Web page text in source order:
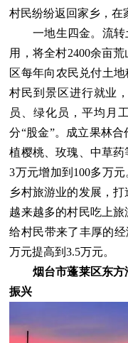
村民纷纷返回家乡，在
一地生四金。流转
用，将全村2400余亩
区每年向农民兑付土
村民到景区进行就业
员、绿化员，平均月
分“股金”。成立果林
植樱桃、玫瑰、中草
3万元增加到100多万
乡村旅游业的发展，
越来越多的村民吃上
给村民带来了丰厚的
万元提高到3.5万元。
烟台市蓬莱区东
振兴